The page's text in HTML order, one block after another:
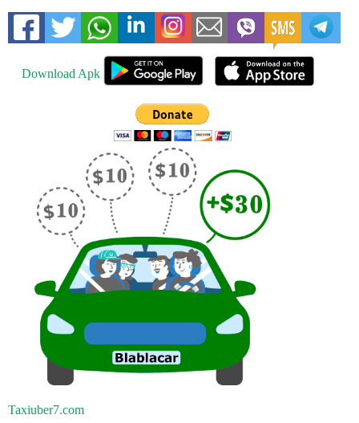
Download Apk
Taxiuber7.com